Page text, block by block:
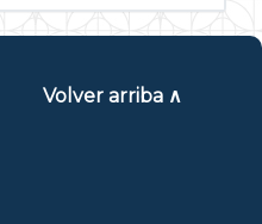
Volver arriba ∧